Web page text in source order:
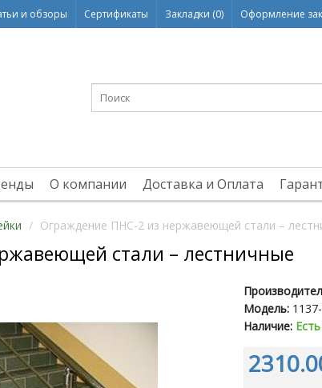
и обзоры Сертификаты Закладки (0) Оформление
О компании Доставка и Оплата
Ограждение ПНС-2 из нержавеющей стали –
стали – лестничные
Модель:
Наличие: